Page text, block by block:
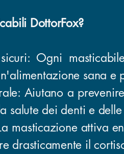
DottorFox?
Ogni
sana
Aiutano a
salute dei denti e
masticazione attiva
drasticamente il